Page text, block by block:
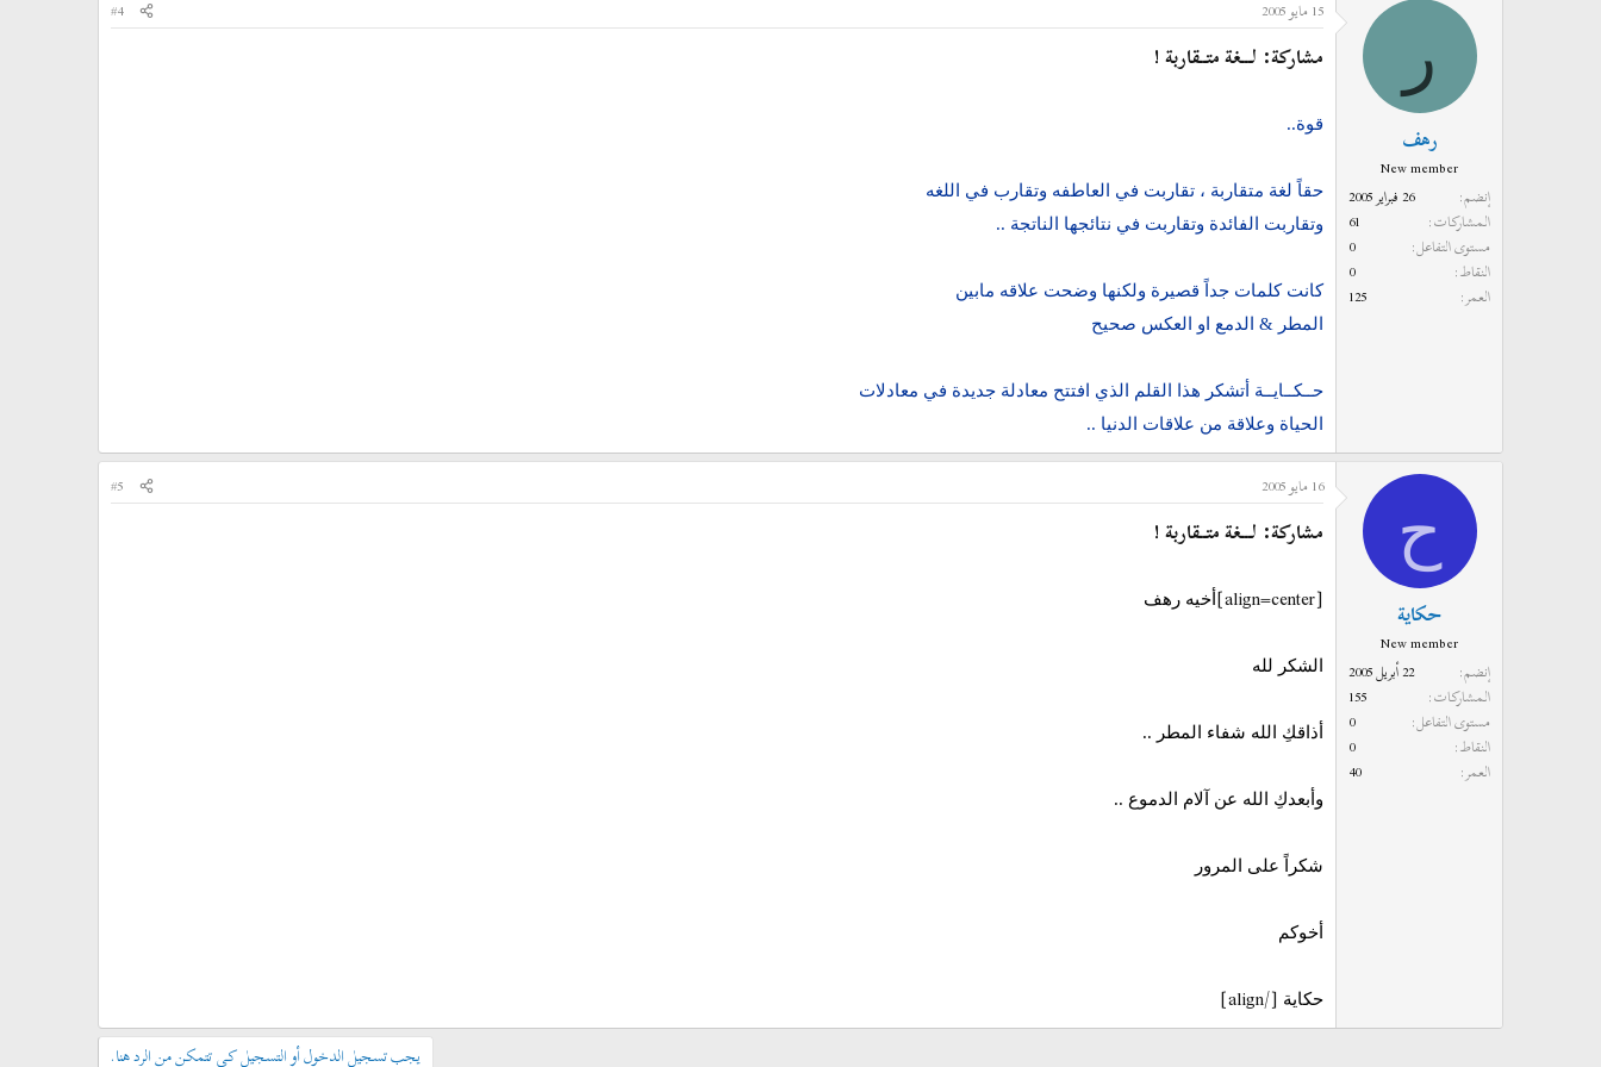
ر
رهف
New member
إنضم
26 فبراير 2005
المشاركات
61
مستوى التفاعل
0
النقاط
0
العمر
125
15 مايو 2005 #4
مشاركة: لـــغة متــقاربة !
قوة..
حقاً لغة متقاربة ، تقاربت في العاطفه وتقارب في اللغه
وتقاربت الفائدة وتقاربت في نتائجها الناتجة ..
كانت كلمات جداً قصيرة ولكنها وضحت علاقه مابين
المطر & الدمع او العكس صحيح
حــكــايــة أتشكر هذا القلم الذي افتتح معادلة جديدة في معادلات
الحياة وعلاقة من علاقات الدنيا ..
ح
حكاية
New member
إنضم
22 أبريل 2005
المشاركات
155
مستوى التفاعل
0
النقاط
0
العمر
40
16 مايو 2005 #5
مشاركة: لـــغة متــقاربة !
[align=center]
أخيه رهف
الشكر لله
أذاقكِ الله شفاء المطر ..
وأبعدكِ الله عن آلام الدموع ..
شكراً على المرور
أخوكم
حكاية [/align]
يجب تسجيل الدخول أو التسجيل كي تتمكن من الرد هنا.